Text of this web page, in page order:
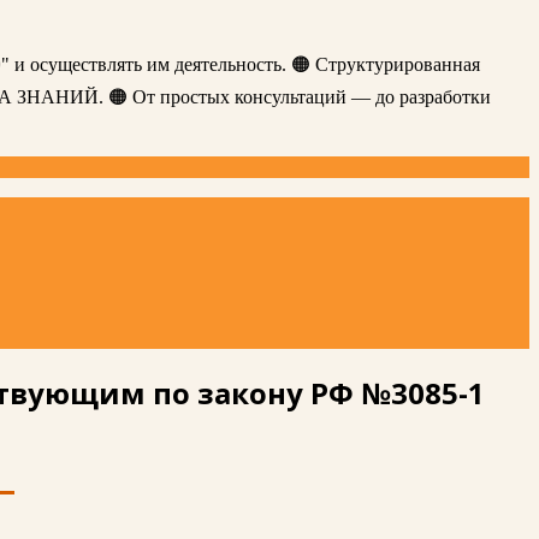
осуществлять им деятельность. 🟠 Структурированная
ЗНАНИЙ. 🟠 От простых консультаций — до разработки
по закону РФ №3085-1